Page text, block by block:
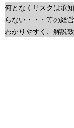
示
し
ナ
ビ
何となくリスクは承
らない・・・等の経
わかりやすく、解説致